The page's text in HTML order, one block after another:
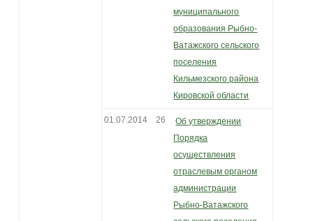
муниципального
образования Рыбно-
Ватажского сельского
поселения
Кильмезского района
Кировской области
01.07.2014 26
Об утверждении
Порядка
осуществления
отраслевым органом
администрации
Рыбно-Ватажского